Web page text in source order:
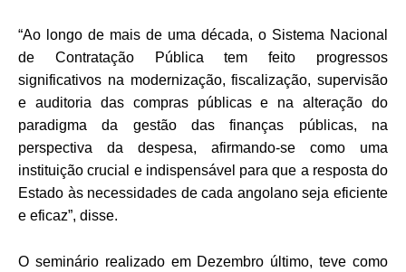
“Ao longo de mais de uma década, o Sistema Nacional
de Contratação Pública tem feito progressos
significativos na modernização, fiscalização, supervisão
e auditoria das compras públicas e na alteração do
paradigma da gestão das finanças públicas, na
perspectiva da despesa, afirmando-se como uma
instituição crucial e indispensável para que a resposta do
Estado às necessidades de cada angolano seja eficiente
e eficaz”, disse.
O seminário realizado em Dezembro último, teve como